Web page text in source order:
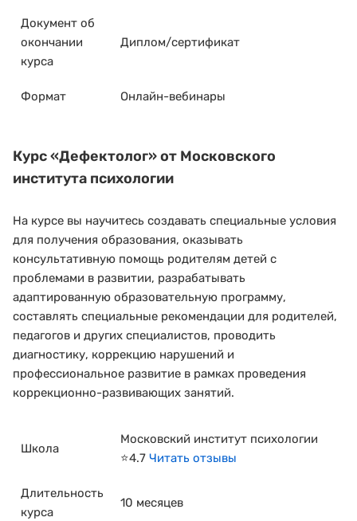
Документ об
окончании
курса
Диплом/сертификат
Формат Онлайн-вебинары
Курс«Дефектолог»от Московского
института психологии
На курсе вы научитесь создавать специальные условия
для получения образования, оказывать
консультативную помощь родителям детей с
проблемами в развитии, разрабатывать
адаптированную образовательную программу,
составлять специальные рекомендации для родителей,
педагогов и других специалистов, проводить
диагностику, коррекцию нарушений и
профессиональное развитие в рамках проведения
коррекционно-развивающих занятий.
Школа
Московский институт психологии
⭐4.7 Читать отзывы
Длительность
курса
10 месяцев